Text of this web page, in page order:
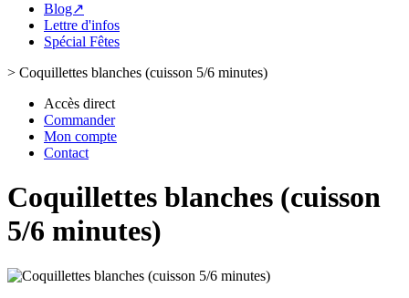
Blog↗
Lettre d'infos
Spécial Fêtes
> Coquillettes blanches (cuisson 5/6 minutes)
Accès direct
Commander
Mon compte
Contact
Coquillettes blanches (cuisson
5/6 minutes)